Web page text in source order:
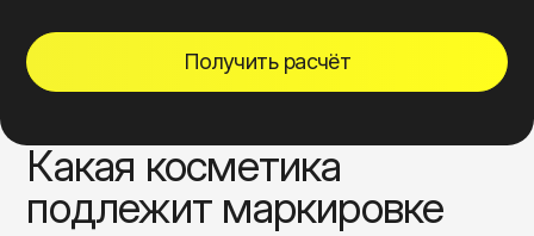
Получить расчёт
Какая косметика
подлежит маркировке